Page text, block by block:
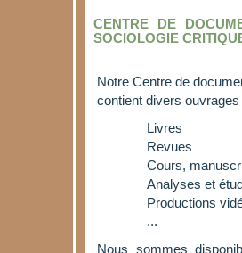
CENTRE DE
SOCIOLOGIE
Notre Centre de
contient divers ouvrages
Livres
Revues
Cours,
Analyses et
Productions
...
Nous sommes